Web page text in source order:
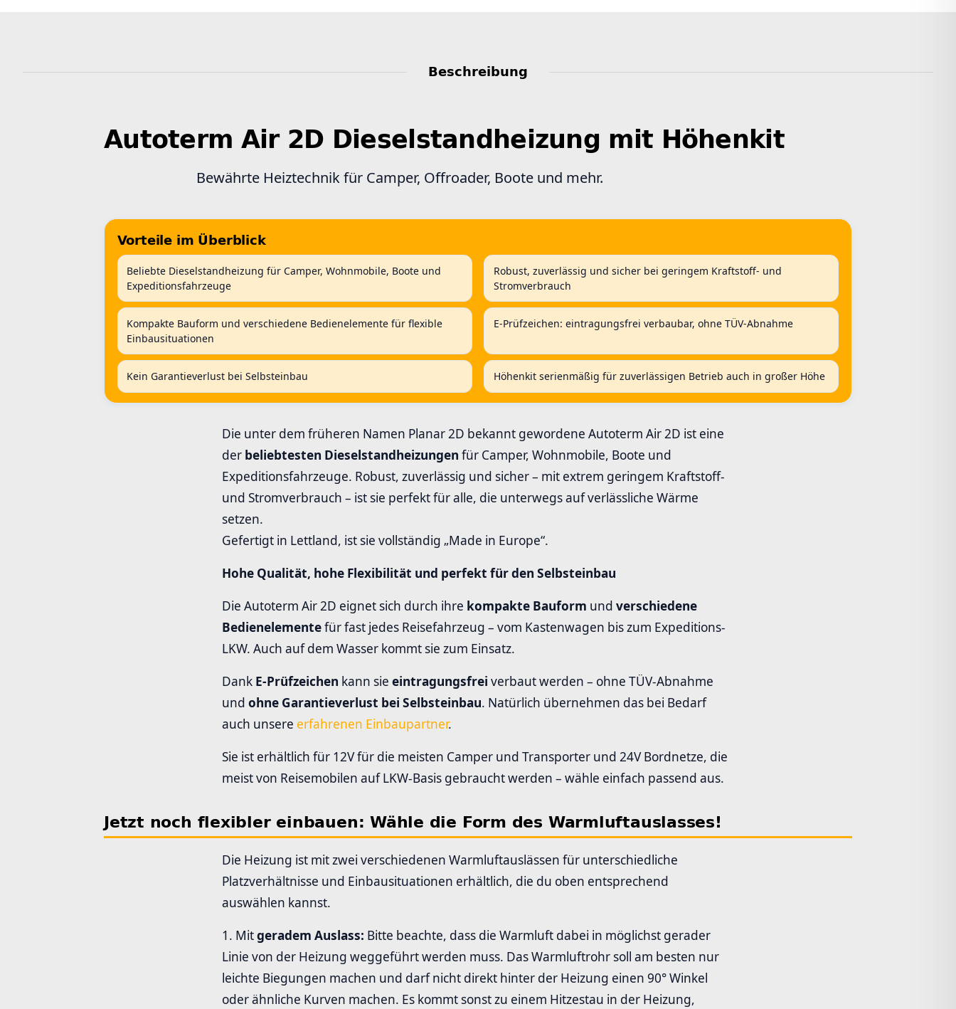
Beschreibung
Autoterm Air 2D Dieselstandheizung mit Höhenkit
Bewährte Heiztechnik für Camper, Offroader, Boote und mehr.
Vorteile im Überblick
Beliebte Dieselstandheizung für Camper, Wohnmobile, Boote und
Expeditionsfahrzeuge
Robust, zuverlässig und sicher bei geringem Kraftstoff- und
Stromverbrauch
Kompakte Bauform und verschiedene Bedienelemente für flexible
Einbausituationen
E-Prüfzeichen: eintragungsfrei verbaubar, ohne TÜV-Abnahme
Kein Garantieverlust bei Selbsteinbau Höhenkit serienmäßig für zuverlässigen Betrieb auch in großer Höhe
Die unter dem früheren Namen Planar 2D bekannt gewordene Autoterm Air 2D ist eine
der beliebtesten Dieselstandheizungen für Camper, Wohnmobile, Boote und
Expeditionsfahrzeuge. Robust, zuverlässig und sicher – mit extrem geringem Kraftstoff-
und Stromverbrauch – ist sie perfekt für alle, die unterwegs auf verlässliche Wärme
setzen.
Gefertigt in Lettland, ist sie vollständig „Made in Europe“.
Hohe Qualität, hohe Flexibilität und perfekt für den Selbsteinbau
Die Autoterm Air 2D eignet sich durch ihre kompakte Bauform und verschiedene
Bedienelementefür fast jedes Reisefahrzeug – vom Kastenwagen bis zum Expeditions-
LKW. Auch auf dem Wasser kommt sie zum Einsatz.
Dank E-Prüfzeichen kann sie eintragungsfrei verbaut werden – ohne TÜV-Abnahme
und ohne Garantieverlust bei Selbsteinbau. Natürlich übernehmen das bei Bedarf
auch unsere erfahrenen Einbaupartner.
Sie ist erhältlich für 12V für die meisten Camper und Transporter und 24V Bordnetze, die
meist von Reisemobilen auf LKW-Basis gebraucht werden – wähle einfach passend aus.
Jetzt noch flexibler einbauen: Wähle die Form des Warmluftauslasses!
Die Heizung ist mit zwei verschiedenen Warmluftauslässen für unterschiedliche
Platzverhältnisse und Einbausituationen erhältlich, die du oben entsprechend
auswählen kannst.
1. Mitgeradem Auslass: Bitte beachte, dass die Warmluft dabei in möglichst gerader
Linie von der Heizung weggeführt werden muss. Das Warmluftrohr soll am besten nur
leichte Biegungen machen und darf nicht direkt hinter der Heizung einen 90° Winkel
oder ähnliche Kurven machen. Es kommt sonst zu einem Hitzestau in der Heizung,